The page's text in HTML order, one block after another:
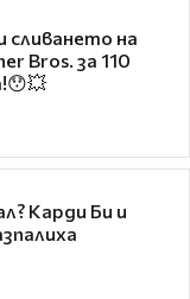
на
Bros. за 110
Карди Би и